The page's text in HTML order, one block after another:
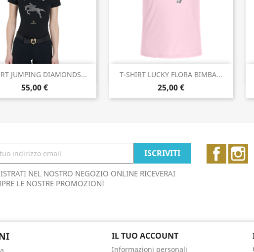
JUMPING DIAMONDS...
55,00 €
Anteprima T-SHIRT LUCKY FLORA BIMBA...
25,00 €
Anteprima
NEL NOSTRO NEGOZIO ONLINE RICEVERAI
LE NOSTRE PROMOZIONI
IL TUO ACCOUNT
Informazioni personali